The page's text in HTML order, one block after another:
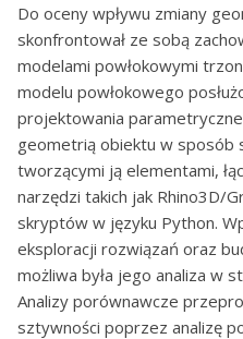
Do oceny wpływu zmiany
skonfrontował ze sobą
modelami powłokowymi
modelu powłokowego
projektowania
geometrią obiektu w sposób
tworzącymi ją elementami,
narzędzi takich jak Rhino3D/
skryptów w języku Python.
eksploracji rozwiązań oraz
możliwa była jego analiza w
Analizy porównawcze
sztywności poprzez analizę